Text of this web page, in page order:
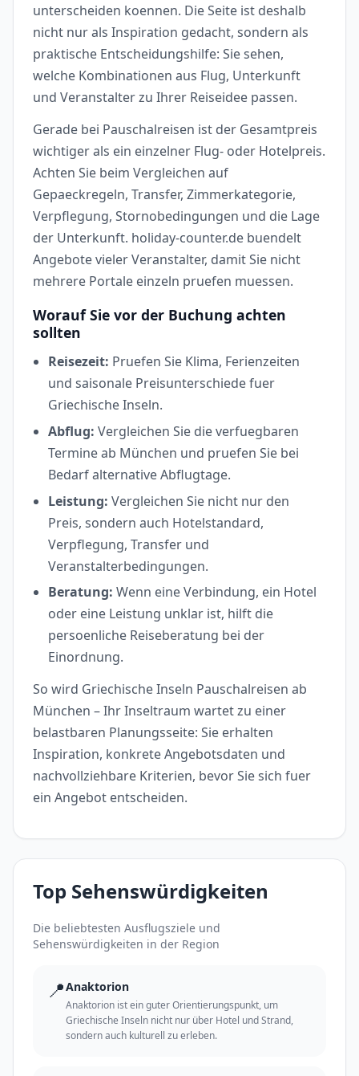
unterscheiden koennen. Die Seite ist deshalb
nicht nur als Inspiration gedacht, sondern als
praktische Entscheidungshilfe: Sie sehen,
welche Kombinationen aus Flug, Unterkunft
und Veranstalter zu Ihrer Reiseidee passen.
Gerade bei Pauschalreisen ist der Gesamtpreis
wichtiger als ein einzelner Flug- oder Hotelpreis.
Achten Sie beim Vergleichen auf
Gepaeckregeln, Transfer, Zimmerkategorie,
Verpflegung, Stornobedingungen und die Lage
der Unterkunft. holiday-counter.de buendelt
Angebote vieler Veranstalter, damit Sie nicht
mehrere Portale einzeln pruefen muessen.
Worauf Sie vor der Buchung achten
sollten
Reisezeit: Pruefen Sie Klima, Ferienzeiten
und saisonale Preisunterschiede fuer
Griechische Inseln.
Abflug: Vergleichen Sie die verfuegbaren
Termine ab München und pruefen Sie bei
Bedarf alternative Abflugtage.
Leistung: Vergleichen Sie nicht nur den
Preis, sondern auch Hotelstandard,
Verpflegung, Transfer und
Veranstalterbedingungen.
Beratung: Wenn eine Verbindung, ein Hotel
oder eine Leistung unklar ist, hilft die
persoenliche Reiseberatung bei der
Einordnung.
So wird Griechische Inseln Pauschalreisen ab
München – Ihr Inseltraum wartet zu einer
belastbaren Planungsseite: Sie erhalten
Inspiration, konkrete Angebotsdaten und
nachvollziehbare Kriterien, bevor Sie sich fuer
ein Angebot entscheiden.
Top Sehenswürdigkeiten
Die beliebtesten Ausflugsziele und
Sehenswürdigkeiten in der Region
📍Anaktorion
Anaktorion ist ein guter Orientierungspunkt, um
Griechische Inseln nicht nur über Hotel und Strand,
sondern auch kulturell zu erleben.